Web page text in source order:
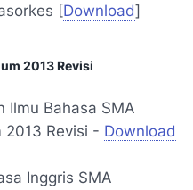
[Download]
2013 Revisi
Ilmu Bahasa SMA
2013 Revisi - Download
Inggris SMA